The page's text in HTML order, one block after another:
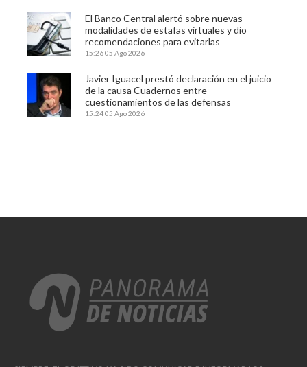
El Banco Central alertó sobre nuevas
modalidades de estafas virtuales y dio
recomendaciones para evitarlas
15:2605 Ago 2026
Javier Iguacel prestó declaración en el juicio
de la causa Cuadernos entre
cuestionamientos de las defensas
15:2405 Ago 2026